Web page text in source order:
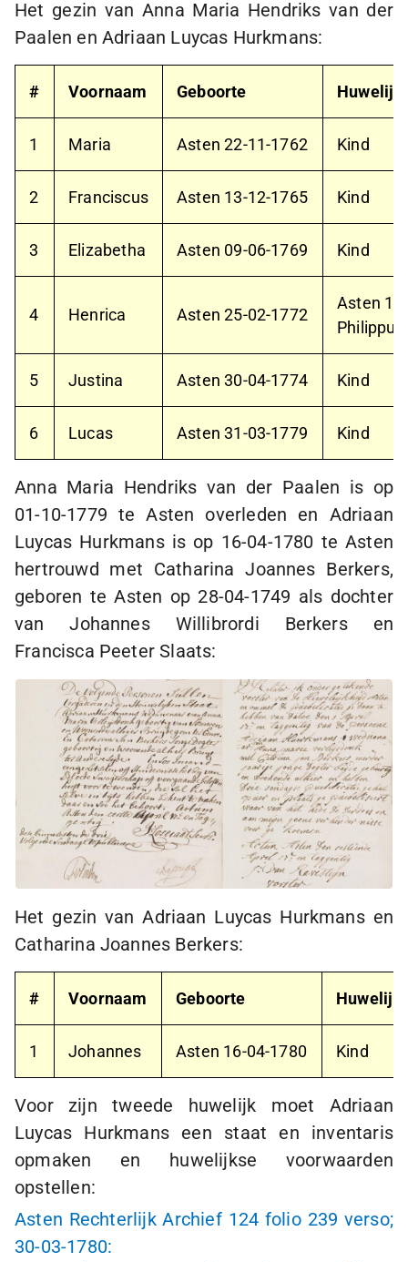
Het gezin van Anna Maria Hendriks van der
Paalen en Adriaan Luycas Hurkmans:
# Voornaam Geboorte Huwelijk
1 Maria Asten22-11-1762 Kind
2 Franciscus Asten 13-12-1765 Kind
3 Elizabetha Asten 09-06-1769 Kind
4 Henrica Asten25-02-1772
Asten
5 Justina Asten30-04-1774 Kind
6 Lucas Asten31-03-1779 Kind
Anna Maria Hendriks van der Paalen is op
01-10-1779 te Asten overleden en Adriaan
Luycas Hurkmans is op 16-04-1780 te Asten
hertrouwd met Catharina Joannes Berkers,
geboren te Asten op 28-04-1749 als dochter
van Johannes Willibrordi Berkers en
Francisca Peeter Slaats:
Het gezin van Adriaan Luycas Hurkmans en
Catharina Joannes Berkers:
# Voornaam Geboorte Huwelijk
1 Johannes Asten 16-04-1780 Kind
Voor zijn tweede huwelijk moet Adriaan
Luycas Hurkmans een staat en inventaris
opmaken en huwelijkse voorwaarden
opstellen:
Asten Rechterlijk Archief 124 folio 239 verso;
30-03-1780: